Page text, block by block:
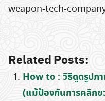
weapon-tech-
Related Posts:
How to : วิธีดูดรูปภ
(แม้ป้องกันการคลิกข